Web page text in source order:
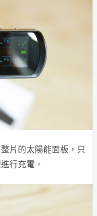
片的太陽能面板，只
行充電。